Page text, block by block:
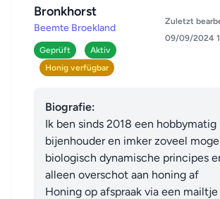
Bronkhorst
Beemte Broekland
Geprüft
Aktiv
Honig verfügbar
Zuletzt
09/09/2024
Biografie:
Ik ben sinds 2018 een hobbymatig
bijenhouder en imker zoveel
biologisch dynamische principes
alleen overschot aan honing af
Honing op afspraak via een